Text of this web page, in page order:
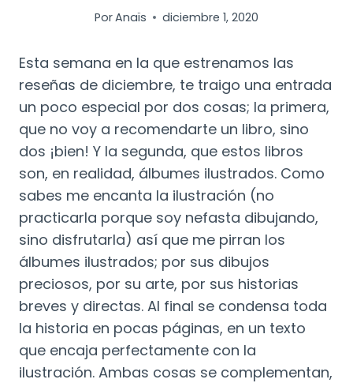
PorAnaïs diciembre 1, 2020
Esta semana en la que estrenamos las
reseñas de diciembre, te traigo una entrada
un poco especial por dos cosas; la primera,
que no voy a recomendarte un libro, sino
dos ¡bien! Y la segunda, que estos libros
son, en realidad, álbumes ilustrados. Como
sabes me encanta la ilustración (no
practicarla porque soy nefasta dibujando,
sino disfrutarla) así que me pirran los
álbumes ilustrados; por sus dibujos
preciosos, por su arte, por sus historias
breves y directas. Al final se condensa toda
la historia en pocas páginas, en un texto
que encaja perfectamente con la
ilustración. Ambas cosas se complementan,